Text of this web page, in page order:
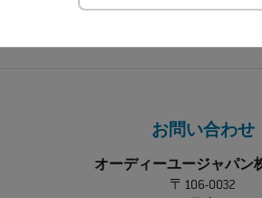
お問い合わせ
オーディーユージャパン
〒106-0032